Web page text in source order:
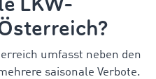
umfasst neben den
saisonale Verbote.